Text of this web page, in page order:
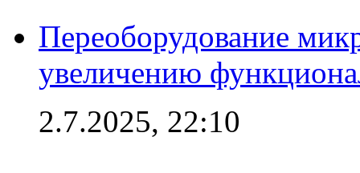
Переоборудование
увеличению
2.7.2025, 22:10